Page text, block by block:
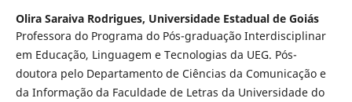
Olira Saraiva Rodrigues, Universidade Estadual de Goiás
Professora do Programa do Pós-graduação Interdisciplinar
em Educação, Linguagem e Tecnologias da UEG. Pós-
doutora pelo Departamento de Ciências da Comunicação e
da Informação da Faculdade de Letras da Universidade do